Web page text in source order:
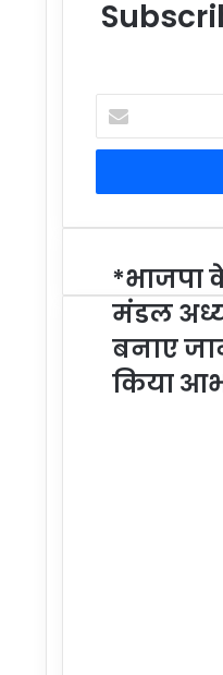
your
Email
*भाजपा
मंडल
बनाए
किया